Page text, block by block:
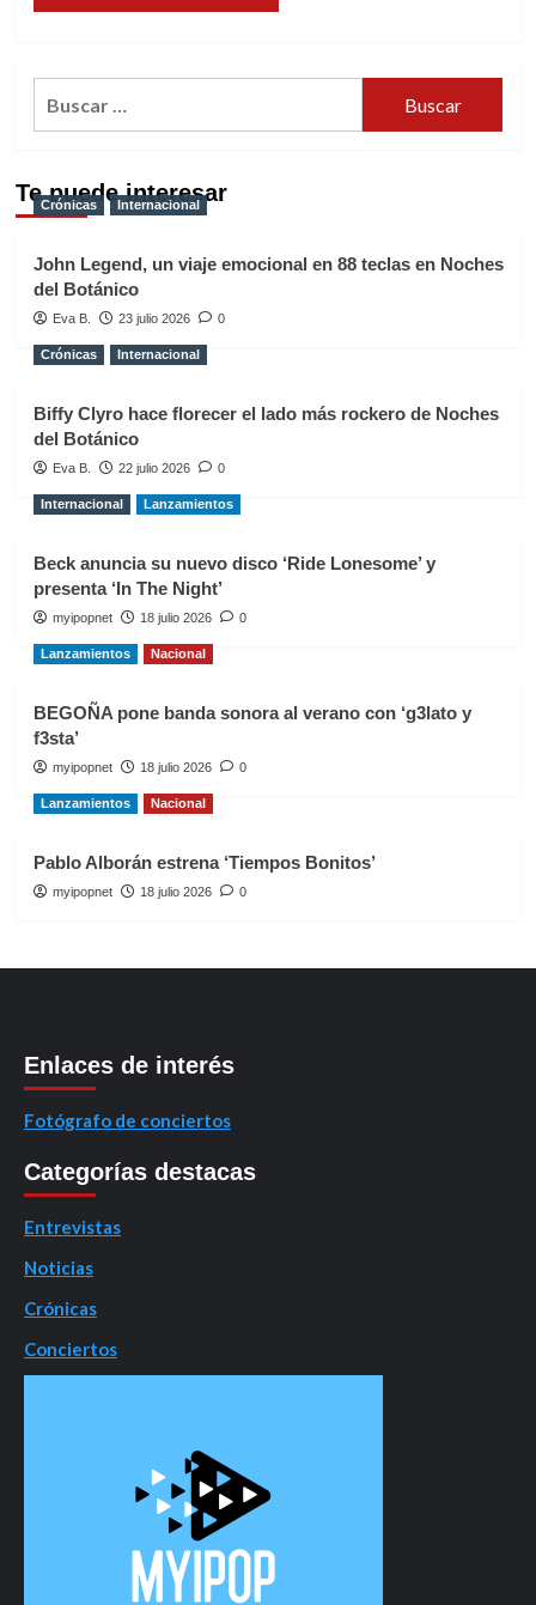
Te puede interesar
Crónicas Internacional
John Legend, un viaje emocional en 88 teclas en Noches
del Botánico
Eva B. 23 julio 2026 0
Crónicas Internacional
Biffy Clyro hace florecer el lado más rockero de Noches
del Botánico
Eva B. 22 julio 2026 0
Internacional Lanzamientos
Beck anuncia su nuevo disco ‘Ride Lonesome’ y
presenta ‘In The Night’
myipopnet 18 julio 2026 0
Lanzamientos Nacional
BEGOÑA pone banda sonora al verano con ‘g3lato y
f3sta’
myipopnet 18 julio 2026 0
Lanzamientos Nacional
Pablo Alborán estrena ‘Tiempos Bonitos’
myipopnet 18 julio 2026 0
Enlaces de interés
Fotógrafo de conciertos
Categorías destacas
Entrevistas
Noticias
Crónicas
Conciertos